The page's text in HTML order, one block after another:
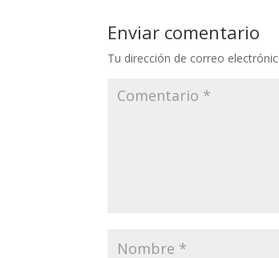
Enviar comentario
Tu dirección de correo